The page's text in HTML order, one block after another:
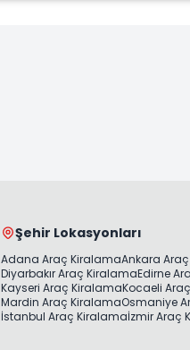
Şehir Lokasyonları
Adana Araç KiralamaAnkara
Diyarbakır Araç KiralamaEdirne
Kayseri Araç KiralamaKocaeli
Mardin Araç KiralamaOsmaniye
İstanbul Araç Kiralamaİzmir Araç